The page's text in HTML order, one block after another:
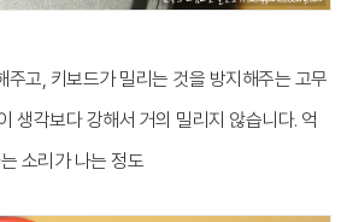
주고, 키보드가 밀리는 것을 방지해주는 고무
생각보다 강해서 거의 밀리지 않습니다. 억
소리가 나는 정도